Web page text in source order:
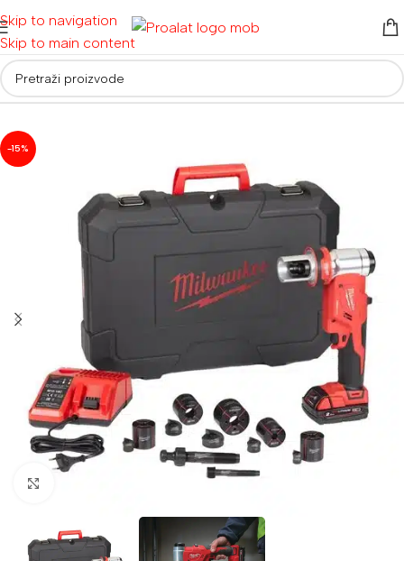
Skip to navigation
Skip to main content
Početna/ Akumulatorski alati
-15%